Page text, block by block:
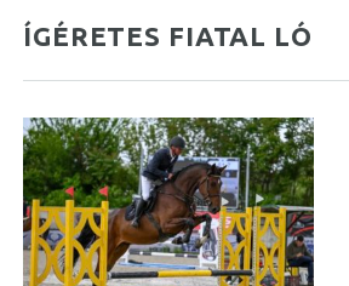
ÍGÉRETES FIATAL LÓ